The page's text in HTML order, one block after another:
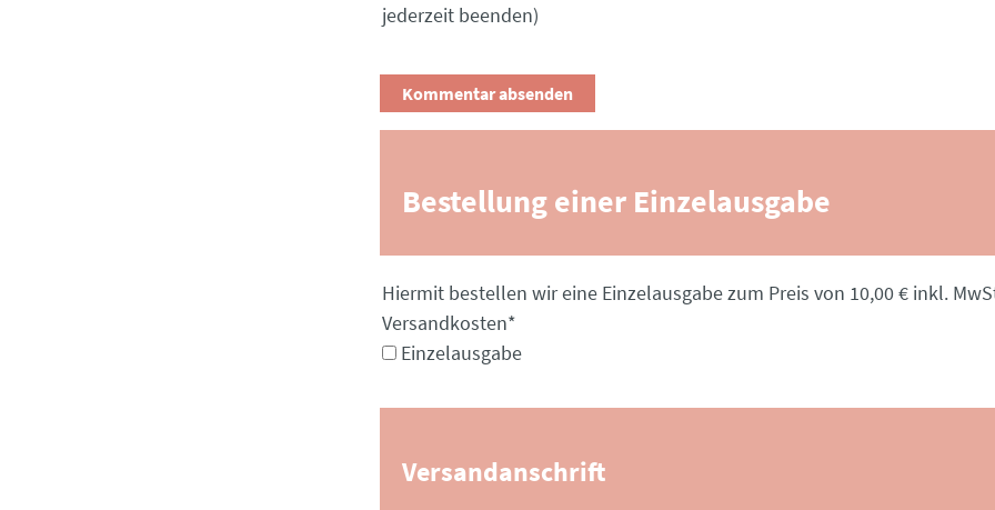
jederzeit beenden)
Bestellung einer Einzelausgabe
Pflichtfeld
Hiermit bestellen wir eine Einzelausgabe zum Preis von 10,00 € inkl.
Versandkosten*
Einzelausgabe
Versandanschrift